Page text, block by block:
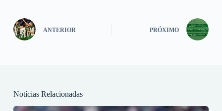
ANTERIOR PRÓXIMO
Notícias Relacionadas